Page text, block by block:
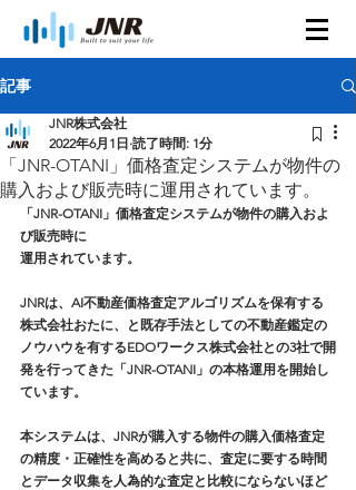
記事
「JNR-OTANI」価格査定システムが物件の
購入および販売時に運用されています。
JNR株式会社
2022年6月1日 読了時間: 1分
「JNR-OTANI」価格査定システムが物件の購入およ
び販売時に
運用されています。
JNRは、AI不動産価格査定アルゴリズムを保有する
株式会社おたに、と既存手法としての不動産鑑定の
ノウハウを有するEDOワークス株式会社との3社で開
発を行ってきた「JNR-OTANI」の本格運用を開始し
ています。
本システムは、JNRが購入する物件の購入価格査定
の精度・正確性を高めると共に、査定に要する時間
とデータ収集を人為的な査定と比較にならないほど